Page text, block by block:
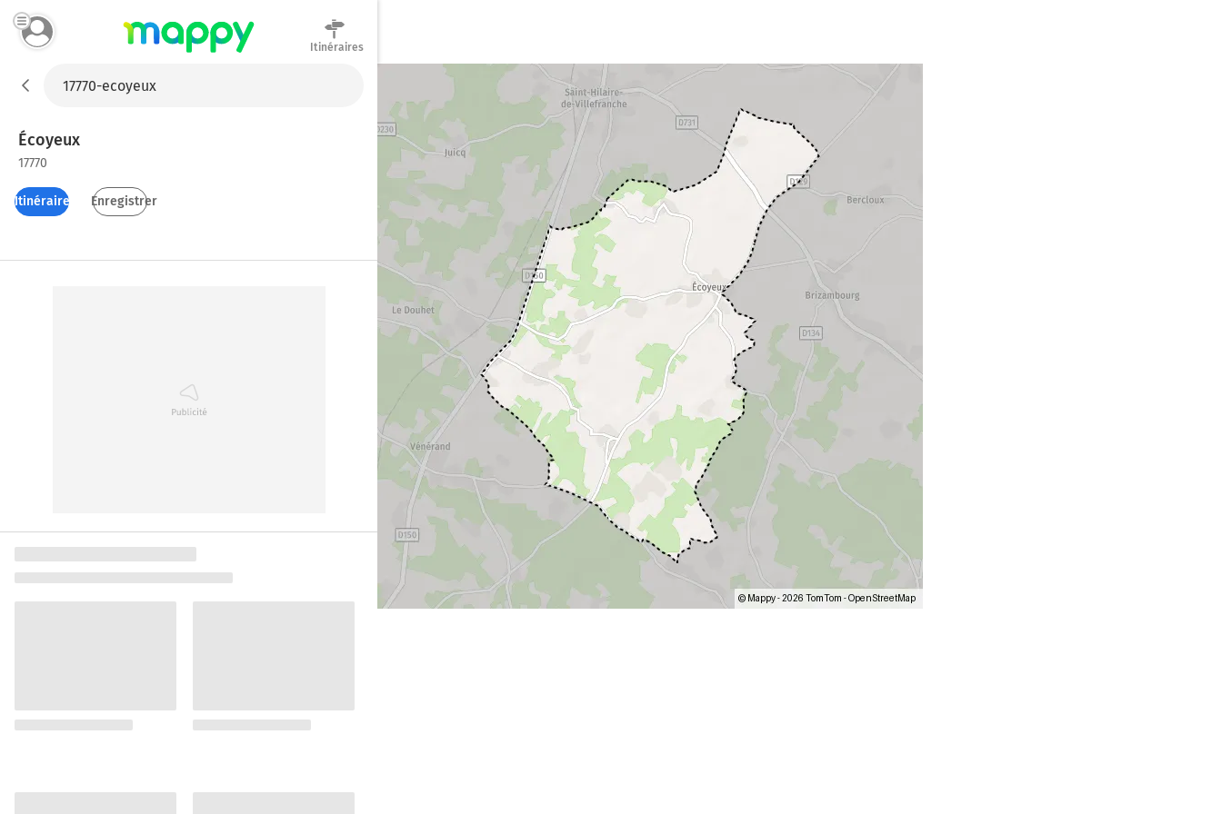
Itinéraires
Écoyeux
17770
Itinéraires Enregistrer